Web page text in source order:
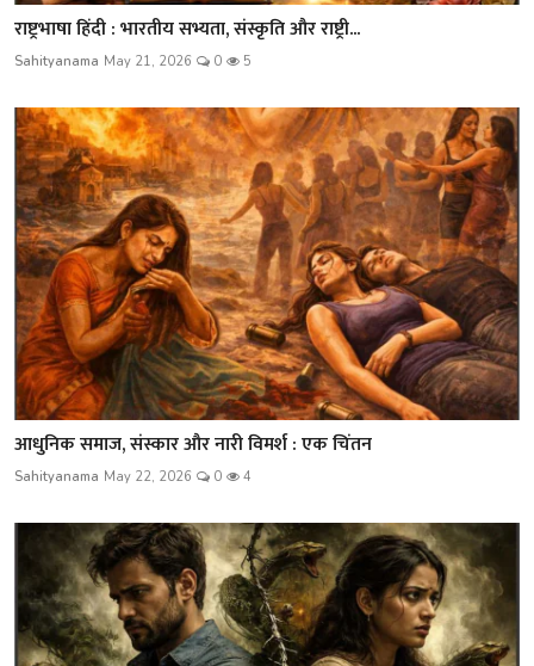
राष्ट्रभाषा हिंदी : भारतीय सभ्यता, संस्कृति और राष्ट्री...
Sahityanama May 21, 2026 0 5
आधुनिक समाज, संस्कार और नारी विमर्श : एक चिंतन
Sahityanama May 22, 2026 0 4